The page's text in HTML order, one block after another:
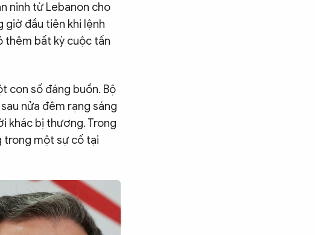
ninh từ Lebanon cho
giờ đầu tiên khi lệnh
thêm bất kỳ cuộc tấn
con số đáng buồn. Bộ
nửa đêm rạng sáng
khác bị thương. Trong
trong một sự cố tại